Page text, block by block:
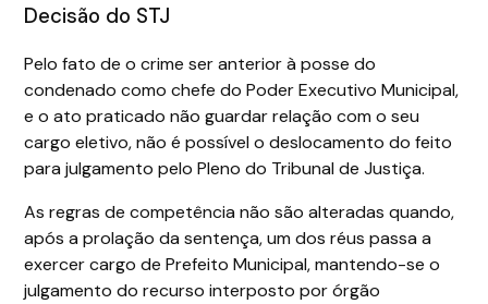
Decisão do STJ
Pelo fato de o crime ser anterior à posse do
condenado como chefe do Poder Executivo Municipal,
e o ato praticado não guardar relação com o seu
cargo eletivo, não é possível o deslocamento do feito
para julgamento pelo Pleno do Tribunal de Justiça.
As regras de competência não são alteradas quando,
após a prolação da sentença, um dos réus passa a
exercer cargo de Prefeito Municipal, mantendo-se o
julgamento do recurso interposto por órgão